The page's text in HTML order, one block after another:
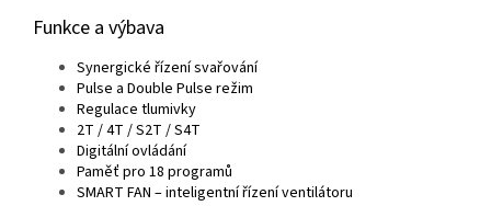
Funkce a výbava
Synergické řízení svařování
Pulse a Double Pulse režim
Regulace tlumivky
2T / 4T / S2T / S4T
Digitální ovládání
Paměť pro 18 programů
SMART FAN – inteligentní řízení ventilátoru